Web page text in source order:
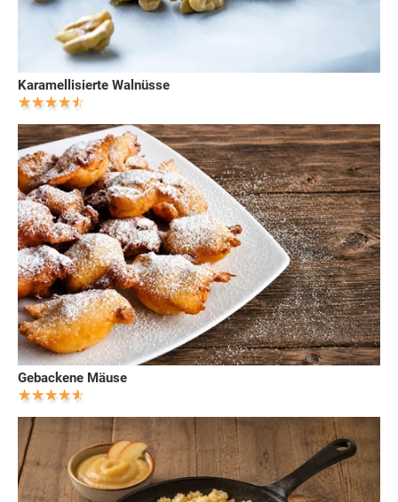
Karamellisierte Walnüsse
Gebackene Mäuse